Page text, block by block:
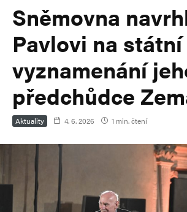
Sněmovna
Pavlovi na státní
vyznamenání
předchůdce
Aktuality 4. 6. 2026 1 min. čtení